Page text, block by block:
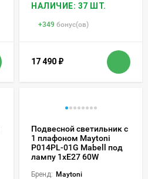
НАЛИЧИЕ: 37 ШТ.
+349 бонус(ов)
17 490 ₽
Подвесной светильник с
1 плафоном Maytoni
P014PL-01G Mabell под
лампу 1xE27 60W
Бренд: Maytoni